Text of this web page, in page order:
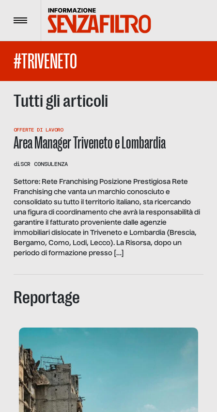
Menu
#TRIVENETO
Tutti gli articoli
OFFERTE DI LAVORO
Area Manager Triveneto e Lombardia
diSCR CONSULENZA
Settore: Rete Franchising Posizione Prestigiosa Rete
Franchising che vanta un marchio conosciuto e
consolidato su tutto il territorio italiano, sta ricercando
una figura di coordinamento che avrà la responsabilità di
garantire il fatturato proveniente dalle agenzie
immobiliari dislocate in Triveneto e Lombardia (Brescia,
Bergamo, Como, Lodi, Lecco). La Risorsa, dopo un
periodo di formazione presso […]
Reportage